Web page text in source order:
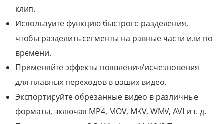
клип.
Используйте функцию быстрого разделения,
чтобы разделить сегменты на равные части или по
времени.
Применяйте эффекты появления/исчезновения
для плавных переходов в ваших видео.
Экспортируйте обрезанные видео в различные
форматы, включая MP4, MOV, MKV, WMV, AVI и т. д.